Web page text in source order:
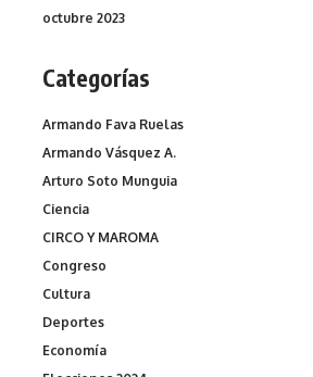
octubre 2023
Categorías
Armando Fava Ruelas
Armando Vásquez A.
Arturo Soto Munguia
Ciencia
CIRCO Y MAROMA
Congreso
Cultura
Deportes
Economía